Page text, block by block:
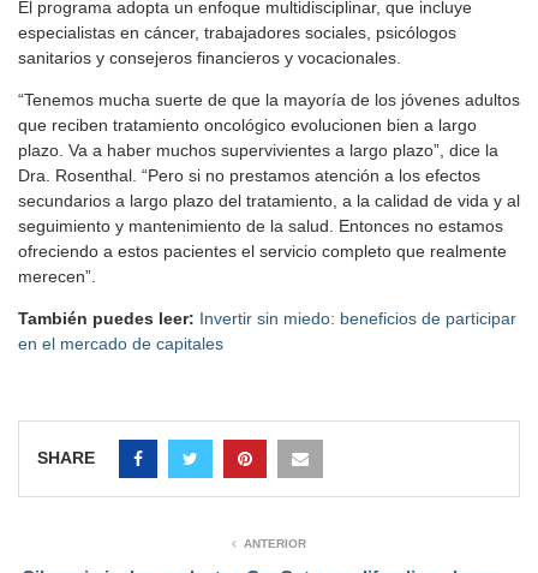
El programa adopta un enfoque multidisciplinar, que incluye
especialistas en cáncer, trabajadores sociales, psicólogos
sanitarios y consejeros financieros y vocacionales.
“Tenemos mucha suerte de que la mayoría de los jóvenes adultos
que reciben tratamiento oncológico evolucionen bien a largo
plazo. Va a haber muchos supervivientes a largo plazo”, dice la
Dra. Rosenthal. “Pero si no prestamos atención a los efectos
secundarios a largo plazo del tratamiento, a la calidad de vida y al
seguimiento y mantenimiento de la salud. Entonces no estamos
ofreciendo a estos pacientes el servicio completo que realmente
merecen”.
También puedes leer: Invertir sin miedo: beneficios de participar
en el mercado de capitales
SHARE
ANTERIOR